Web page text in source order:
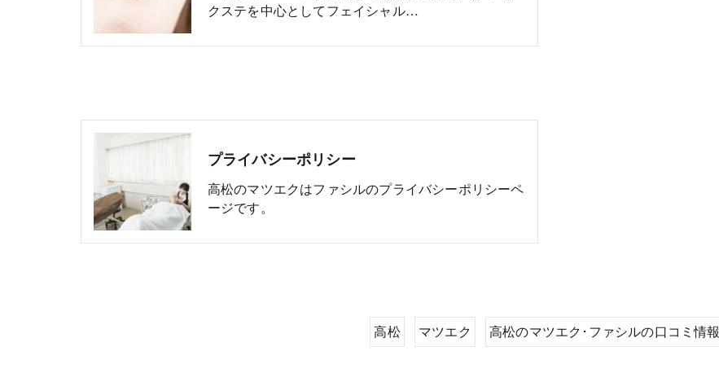
クステを中心としてフェイシャル…
プライバシーポリシー
高松のマツエクはファシルのプライバシーポリシーペ
ージです。
高松 マツエク 高松のマツエク･ファシルの口コミ情報